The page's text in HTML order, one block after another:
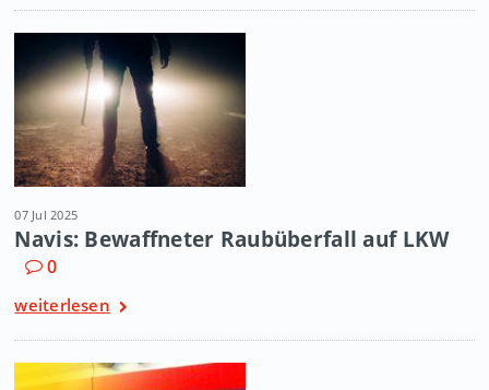
07 Jul 2025
Navis: Bewaffneter Raubüberfall auf LKW
0
weiterlesen